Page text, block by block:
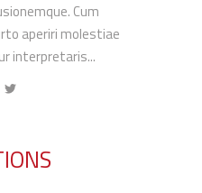
Cum
aperiri molestiae
interpretaris...